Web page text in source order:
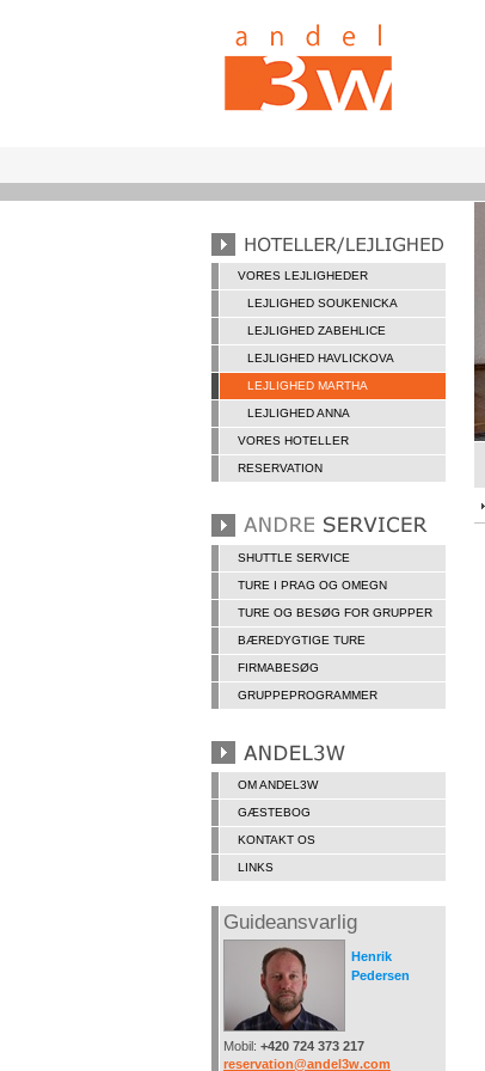
VORES LEJLIGHEDER
LEJLIGHED SOUKENICKA
LEJLIGHED ZABEHLICE
LEJLIGHED HAVLICKOVA
LEJLIGHED MARTHA
LEJLIGHED ANNA
VORES HOTELLER
RESERVATION
SHUTTLE SERVICE
TURE I PRAG OG OMEGN
TURE OG BESØG FOR GRUPPER
BÆREDYGTIGE TURE
FIRMABESØG
GRUPPEPROGRAMMER
OM ANDEL3W
GÆSTEBOG
KONTAKT OS
LINKS
Guideansvarlig
Henrik
Pedersen
Mobil: +420 724 373 217
reservation@andel3w.com